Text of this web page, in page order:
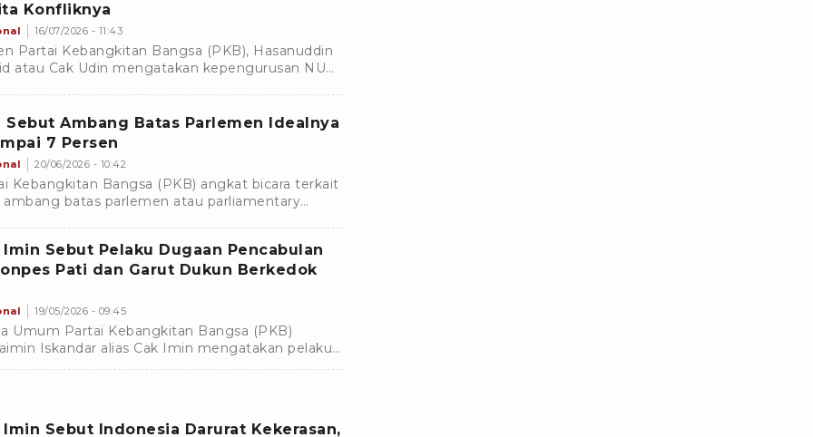
Konfliknya
16/07/2026 - 11:43
Partai Kebangkitan Bangsa (PKB), Hasanuddin
atau Cak Udin mengatakan kepengurusan NU
Sebut Ambang Batas Parlemen Idealnya
7 Persen
20/06/2026 - 10:42
Kebangkitan Bangsa (PKB) angkat bicara terkait
ambang batas parlemen atau parliamentary
Imin Sebut Pelaku Dugaan Pencabulan
Pati dan Garut Dukun Berkedok
19/05/2026 - 09:45
Umum Partai Kebangkitan Bangsa (PKB)
Iskandar alias Cak Imin mengatakan pelaku
pencabulan terhadap santri di Pati, Jawa
Imin Sebut Indonesia Darurat Kekerasan,